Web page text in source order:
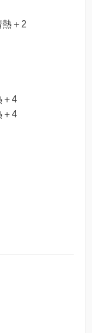
＋2
＋4
＋4